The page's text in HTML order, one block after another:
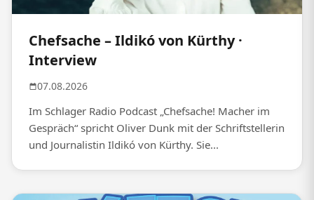
Chefsache – Ildikó von Kürthy ·
Interview
07.08.2026
Im Schlager Radio Podcast „Chefsache! Macher im
Gespräch“ spricht Oliver Dunk mit der Schriftstellerin
und Journalistin Ildikó von Kürthy. Sie...